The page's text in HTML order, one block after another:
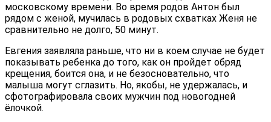
московскому времени. Во время родов Антон был
рядом с женой, мучилась в родовых схватках Женя не
сравнительно не долго, 50 минут.
Евгения заявляла раньше, что ни в коем случае не будет
показывать ребенка до того, как он пройдет обряд
крещения, боится она, и не безосновательно, что
малыша могут сглазить. Но, якобы, не удержалась, и
сфотографировала своих мужчин под новогодней
ёлочкой.